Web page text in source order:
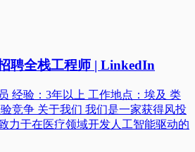
聘全栈工程师 | LinkedIn
经验：3年以上 工作地点：埃及 类
竞争 关于我们 我们是一家获得风投
力于在医疗领域开发人工智能驱动的